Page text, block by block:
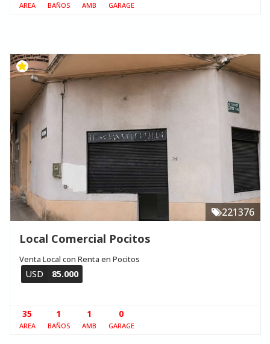
AREA BAÑOS AMB GARAGE
221376
Local Comercial Pocitos
Venta Local con Renta en Pocitos
USD 85.000
35
AREA
1
BAÑOS
1
AMB
0
GARAGE